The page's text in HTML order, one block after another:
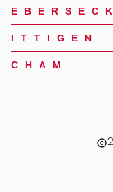
ITTIGEN
CHAM
copyright